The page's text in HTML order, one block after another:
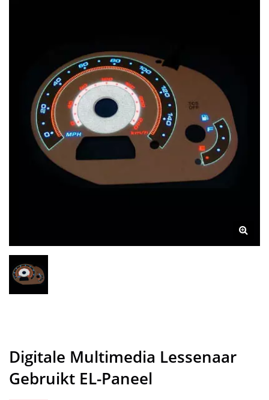
Digitale Multimedia Lessenaar
Gebruikt EL-Paneel